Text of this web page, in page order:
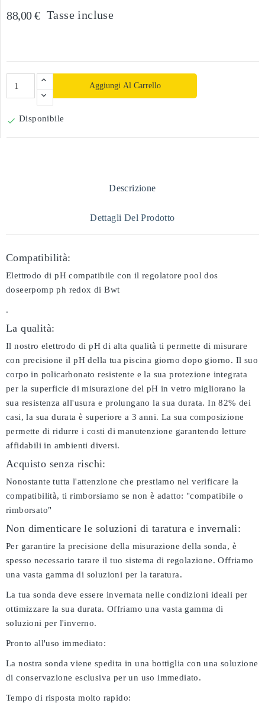
88,00 € Tasse incluse
Aggiungi Al Carrello
 Disponibile
Descrizione
Dettagli Del Prodotto
Compatibilità:
Elettrodo di pH compatibile con il regolatore pool dos
doseerpomp ph redox di Bwt
.
La qualità:
Il nostro elettrodo di pH di alta qualità ti permette di misurare
con precisione il pH della tua piscina giorno dopo giorno. Il suo
corpo in policarbonato resistente e la sua protezione integrata
per la superficie di misurazione del pH in vetro migliorano la
sua resistenza all'usura e prolungano la sua durata. In 82% dei
casi, la sua durata è superiore a 3 anni. La sua composizione
permette di ridurre i costi di manutenzione garantendo letture
affidabili in ambienti diversi.
Acquisto senza rischi:
Nonostante tutta l'attenzione che prestiamo nel verificare la
compatibilità, ti rimborsiamo se non è adatto: "compatibile o
rimborsato"
Non dimenticare le soluzioni di taratura e invernali:
Per garantire la precisione della misurazione della sonda, è
spesso necessario tarare il tuo sistema di regolazione. Offriamo
una vasta gamma di soluzioni per la taratura.
La tua sonda deve essere invernata nelle condizioni ideali per
ottimizzare la sua durata. Offriamo una vasta gamma di
soluzioni per l'inverno.
Pronto all'uso immediato:
La nostra sonda viene spedita in una bottiglia con una soluzione
di conservazione esclusiva per un uso immediato.
Tempo di risposta molto rapido: